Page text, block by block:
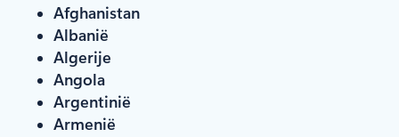
Afghanistan
Albanië
Algerije
Angola
Argentinië
Armenië